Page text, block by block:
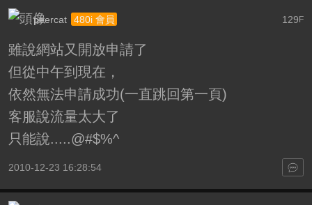
129F
peercat 480i 會員
雖說網站又開放申請了
但從中午到現在，
依然無法申請成功(一直跳回第一頁)
客服說流量太大了
只能說.....@#$%^
2010-12-23 16:28:54